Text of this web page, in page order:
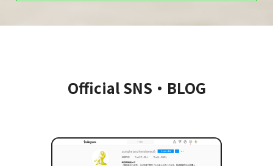
Official SNS・BLOG